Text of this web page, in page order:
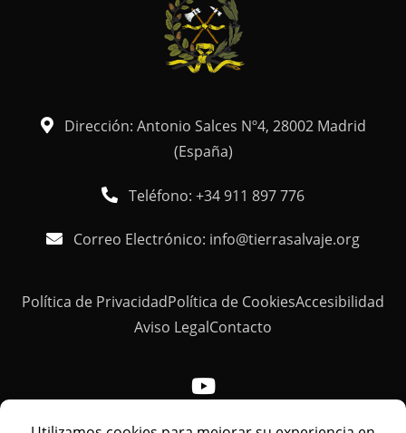
Dirección: Antonio Salces Nº4, 28002 Madrid
(España)
Teléfono: +34 911 897 776
Correo Electrónico: info@tierrasalvaje.org
Política de PrivacidadPolítica de CookiesAccesibilidad
Aviso LegalContacto